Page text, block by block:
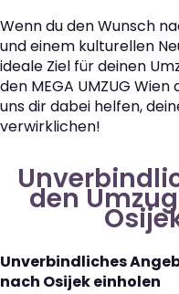
Wenn du den Wunsch
und einem kulturellen
ideale Ziel für deinen
den MEGA UMZUG
uns dir dabei helfen,
verwirklichen!
den
Unverbindliches
nach Osijek einholen